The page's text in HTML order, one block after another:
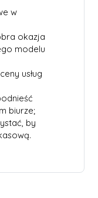
w
okazja
modelu
usług
biurze;
by